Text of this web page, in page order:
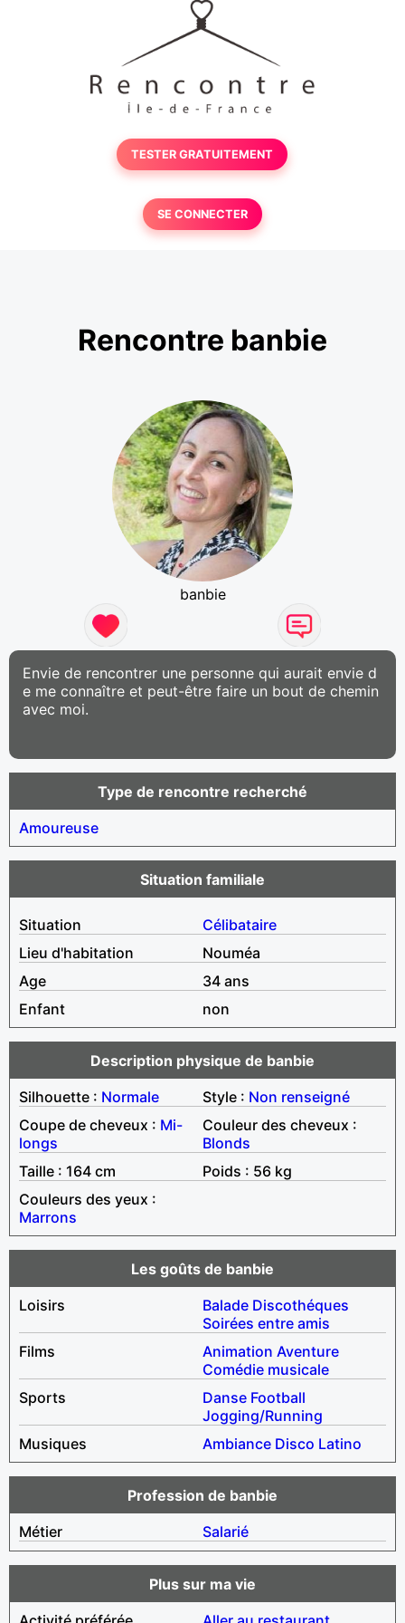
TESTER GRATUITEMENT
SE CONNECTER
Rencontre banbie
banbie
Envie de rencontrer une personne qui aurait envie d
e me connaître et peut-être faire un bout de chemin
avec moi.
Type de rencontre recherché
Amoureuse
Situation familiale
Situation
Célibataire
Lieu d'habitation
Nouméa
Age
34 ans
Enfant
non
Description physique de banbie
Silhouette : Normale Style : Non renseigné
Coupe de cheveux : Mi-
longs
Couleur des cheveux :
Blonds
Taille : 164 cm
Poids : 56 kg
Couleurs des yeux :
Marrons
Les goûts de banbie
Loisirs
Balade Discothéques
Soirées entre amis
Films
Animation Aventure
Comédie musicale
Sports
Danse Football
Jogging/Running
Musiques
Ambiance Disco Latino
Profession de banbie
Métier
Salarié
Plus sur ma vie